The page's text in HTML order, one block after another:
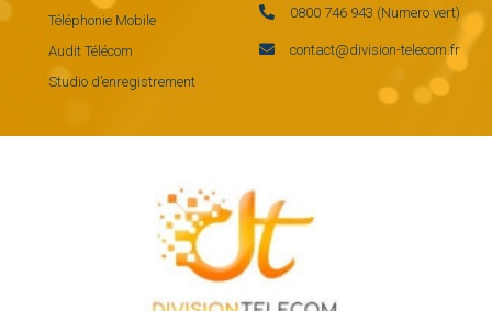
Téléphonie Mobile
Audit Télécom
Studio d’enregistrement
0800 746 943 (Numero vert)
contact@division-telecom.fr